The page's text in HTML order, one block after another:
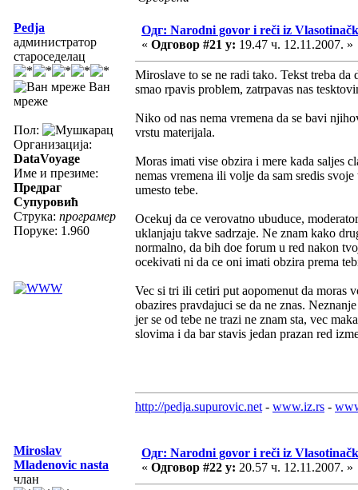
Pedja
администратор
староседелац
Ван
мреже
Пол:
Организација:
DataVoyage
Име и презиме:
Предраг
Супуровић
Струка: програмер
Поруке: 1.960
Одг: Narodni govor i reči iz
« Одговор #21 у: 19.47 ч. 12.11.2007. »
Miroslave to se ne radi tako. Tekst treba
smao rpavis problem, zatrpavas nas
Niko od nas nema vremena da se bavi
vrstu materijala.
Moras imati vise obzira i mere kada saljes
nemas vremena ili volje da sam sredis
umesto tebe.
Ocekuj da ce verovatno ubuduce,
uklanjaju takve sadrzaje. Ne znam kako
normalno, da bih doe forum u red nakon
ocekivati ni da ce oni imati obzira prema
Vec si tri ili cetiri put aopomenut da moras
obazires pravdajuci se da ne znas.
jer se od tebe ne trazi ne znam sta, vec
slovima i da bar stavis jedan prazan red
http://pedja.supurovic.net - www.iz.rs -
Miroslav
Mladenovic nasta
члан
Одг: Narodni govor i reči iz
« Одговор #22 у: 20.57 ч. 12.11.2007. »